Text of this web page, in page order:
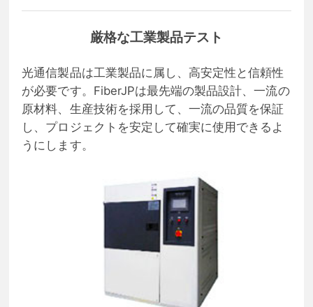
厳格な工業製品テスト
光通信製品は工業製品に属し、高安定性と信頼性
が必要です。FiberJPは最先端の製品設計、一流の
原材料、生産技術を採用して、一流の品質を保証
し、プロジェクトを安定して確実に使用できるよ
うにします。